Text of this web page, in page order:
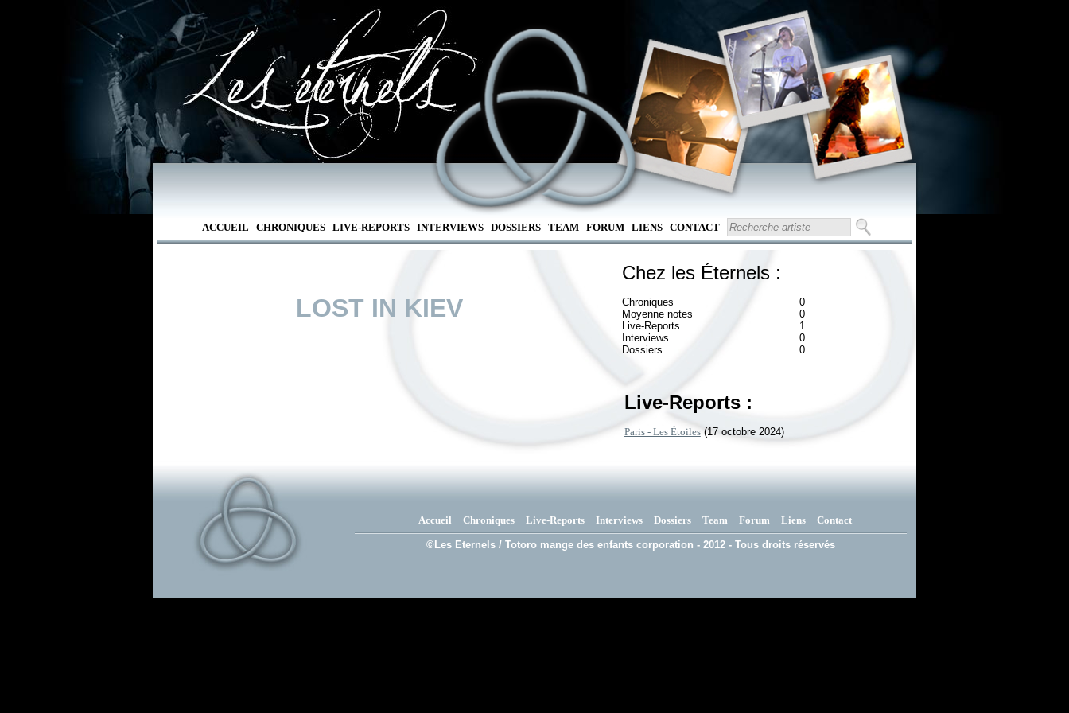
ACCUEIL CHRONIQUES LIVE-REPORTS INTERVIEWS DOSSIERS TEAM FORUM LIENS CONTACT
LOST IN KIEV
Chez les Éternels :
Chroniques
0
Moyenne notes
0
Live-Reports
1
Interviews
0
Dossiers
0
Live-Reports :
Paris - Les Étoiles(17 octobre 2024)
Accueil Chroniques Live-Reports Interviews Dossiers Team Forum Liens Contact
©Les Eternels / Totoro mange des enfants corporation - 2012 - Tous droits réservés